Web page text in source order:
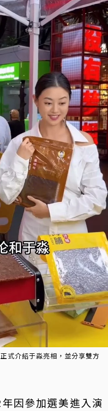
式介紹于淼亮相，並分享雙方
因參加選美進入演